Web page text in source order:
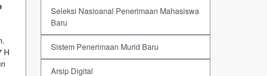
H
Seleksi Nasioanal Penerimaan Mahasiswa
Baru
Sistem Penerimaan Murid Baru
Arsip Digital